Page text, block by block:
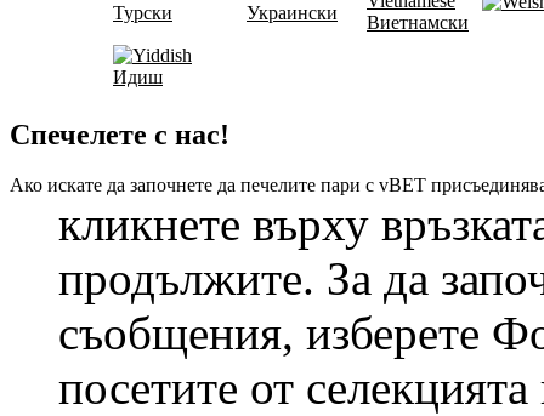
Турски Украински Виетнамски
Идиш
Спечелете с нас!
Ако искате да започнете да печелите пари с vBET
кликнете върху
продължите. За да
съобщения, изберете
посетите от